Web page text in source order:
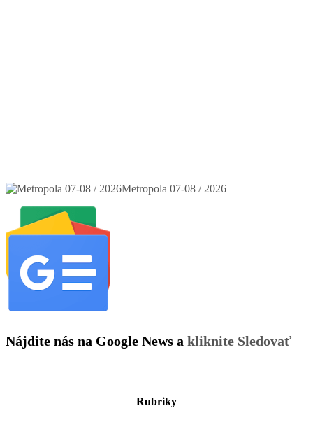
Metropola 07-08 / 2026
Nájdite nás na Google News a kliknite Sledovať
Rubriky